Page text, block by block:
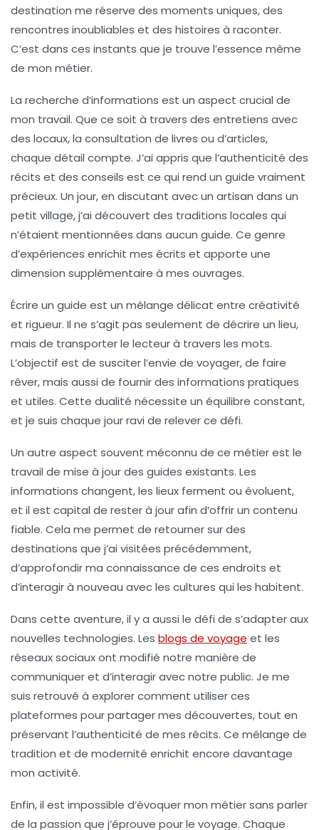
destination me réserve des moments uniques, des
rencontres inoubliables et des histoires à raconter.
C’est dans ces instants que je trouve l’essence même
de mon métier.
La recherche d’informations est un aspect crucial de
mon travail. Que ce soit à travers des entretiens avec
des locaux, la consultation de livres ou d’articles,
chaque détail compte. J’ai appris que l’authenticité des
récits et des conseils est ce qui rend un guide vraiment
précieux. Un jour, en discutant avec un artisan dans un
petit village, j’ai découvert des traditions locales qui
n’étaient mentionnées dans aucun guide. Ce genre
d’expériences enrichit mes écrits et apporte une
dimension supplémentaire à mes ouvrages.
Écrire un guide est un mélange délicat entre créativité
et rigueur. Il ne s’agit pas seulement de décrire un lieu,
mais de transporter le lecteur à travers les mots.
L’objectif est de susciter l’envie de voyager, de faire
rêver, mais aussi de fournir des informations pratiques
et utiles. Cette dualité nécessite un équilibre constant,
et je suis chaque jour ravi de relever ce défi.
Un autre aspect souvent méconnu de ce métier est le
travail de mise à jour des guides existants. Les
informations changent, les lieux ferment ou évoluent,
et il est capital de rester à jour afin d’offrir un contenu
fiable. Cela me permet de retourner sur des
destinations que j’ai visitées précédemment,
d’approfondir ma connaissance de ces endroits et
d’interagir à nouveau avec les cultures qui les habitent.
Dans cette aventure, il y a aussi le défi de s’adapter aux
nouvelles technologies. Les blogs de voyage et les
réseaux sociaux ont modifié notre manière de
communiquer et d’interagir avec notre public. Je me
suis retrouvé à explorer comment utiliser ces
plateformes pour partager mes découvertes, tout en
préservant l’authenticité de mes récits. Ce mélange de
tradition et de modernité enrichit encore davantage
mon activité.
Enfin, il est impossible d’évoquer mon métier sans parler
de la passion que j’éprouve pour le voyage. Chaque